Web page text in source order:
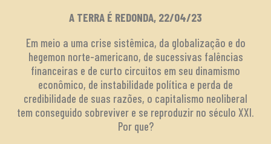
A TERRA É REDONDA, 22/04/23
Em meio a uma crise sistêmica, da globalização e do
hegemon norte-americano, de sucessivas falências
financeiras e de curto circuitos em seu dinamismo
econômico, de instabilidade política e perda de
credibilidade de suas razões, o capitalismo neoliberal
tem conseguido sobreviver e se reproduzir no século XXI.
Por que?